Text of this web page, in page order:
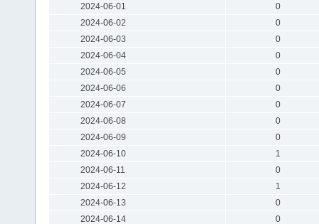
2024-06-01
0
2024-06-02
0
2024-06-03
0
2024-06-04
0
2024-06-05
0
2024-06-06
0
2024-06-07
0
2024-06-08
0
2024-06-09
0
2024-06-10
1
2024-06-11
0
2024-06-12
1
2024-06-13
0
2024-06-14
0